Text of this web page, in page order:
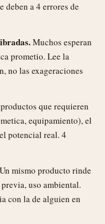
a 4 errores de
Muchos esperan
prometio. Lee la
no las exageraciones
que requieren
equipamiento), el
potencial real. 4
Un mismo producto rinde
uso ambiental.
con la de alguien en